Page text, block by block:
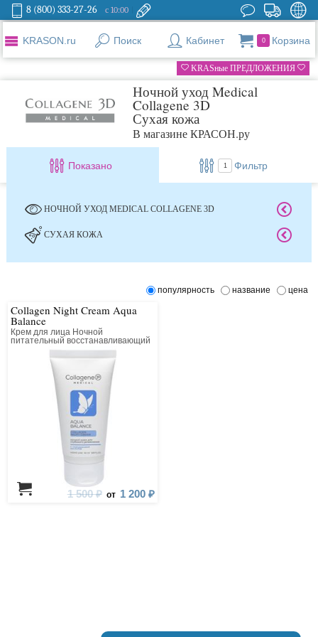
8 (800) 333-27-26 с 10:00
KRASON.ru Поиск Кабинет 0 Корзина
KRASные ПРЕДЛОЖЕНИЯ
Ночной уход Medical
Collagene 3D
Сухая кожа
В магазине КРАСОН.ру
Показано 1 Фильтр
НОЧНОЙ УХОД MEDICAL COLLAGENE 3D
СУХАЯ КОЖА
популярность название цена
Collagen Night Cream Aqua
Balance
Крем для лица Ночной
питательный восстанавливающий
1 500 ₽ от 1 200 ₽